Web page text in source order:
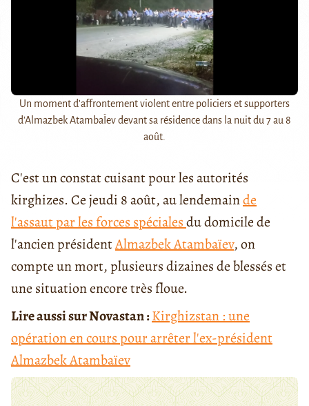
Un moment d'affrontement violent entre policiers et supporters
d'Almazbek AtambaÏev devant sa résidence dans la nuit du 7 au 8
août.
C'est un constat cuisant pour les autorités
kirghizes. Ce jeudi 8 août, au lendemainde
l'assaut par les forces spécialesdu domicile de
l'ancien présidentAlmazbek Atambaïev, on
compte un mort, plusieurs dizaines de blessés et
une situation encore très floue.
Lire aussi sur Novastan :Kirghizstan : une
opération en cours pour arrêter l'ex-président
Almazbek Atambaïev